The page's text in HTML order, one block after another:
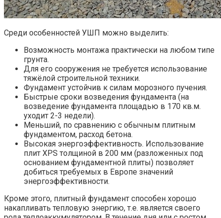
Среди особенностей УШП можно выделить:
Возможность монтажа практически на любом типе
грунта.
Для его сооружения не требуется использование
тяжёлой строительной техники.
Фундамент устойчив к силам морозного пучения.
Быстрые сроки возведения фундамента (на
возведение фундамента площадью в 170 кв.м.
уходит 2-3 недели).
Меньший, по сравнению с обычным плитным
фундаментом, расход бетона.
Высокая энергоэффективность. Использование
плит XPS толщиной в 200 мм (разложенных под
основанием фундаментной плиты) позволяет
добиться требуемых в Европе значений
энергоэффективности.
Кроме этого, плитный фундамент способен хорошо
накапливать тепловую энергию, т.е. является своего